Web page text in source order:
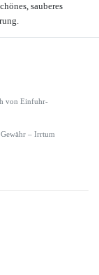
sauberes
von Einfuhr-
– Irrtum